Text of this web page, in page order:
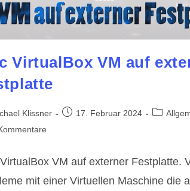
VirtualBox VM auf
Klissner
Beitrag17. Februar 2024
Beitrags-
VM auf externer Festplatte.
mit einer Virtuellen Maschine die